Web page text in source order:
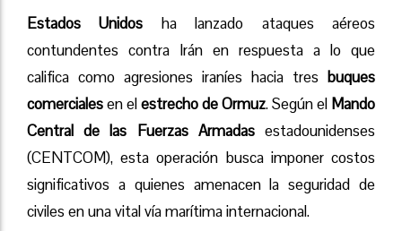
Estados Unidos ha lanzado ataques aéreos
contundentes contra Irán en respuesta a lo que
califica como agresiones iraníes hacia tres buques
comercialesen elestrecho de Ormuz. Según el Mando
Central de las Fuerzas Armadasestadounidenses
(CENTCOM), esta operación busca imponer costos
significativos a quienes amenacen la seguridad de
civiles en una vital vía marítima internacional.